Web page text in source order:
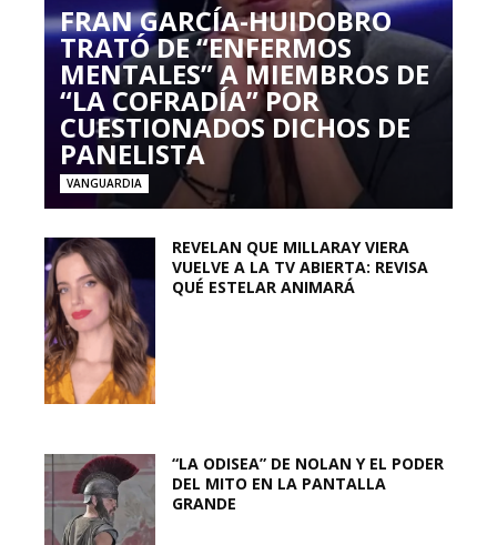
FRAN GARCÍA-HUIDOBRO
TRATÓ DE “ENFERMOS
MENTALES” A MIEMBROS DE
“LA COFRADÍA” POR
CUESTIONADOS DICHOS DE
PANELISTA
VANGUARDIA
REVELAN QUE MILLARAY VIERA
VUELVE A LA TV ABIERTA: REVISA
QUÉ ESTELAR ANIMARÁ
“LA ODISEA” DE NOLAN Y EL PODER
DEL MITO EN LA PANTALLA
GRANDE